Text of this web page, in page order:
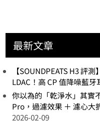
最新文章
【SOUNDPEATS H3 評
LDAC！高 CP 值降噪藍牙
你以為的「乾淨水」其實
Pro，過濾效果 ＋ 濾心大
2026-02-09